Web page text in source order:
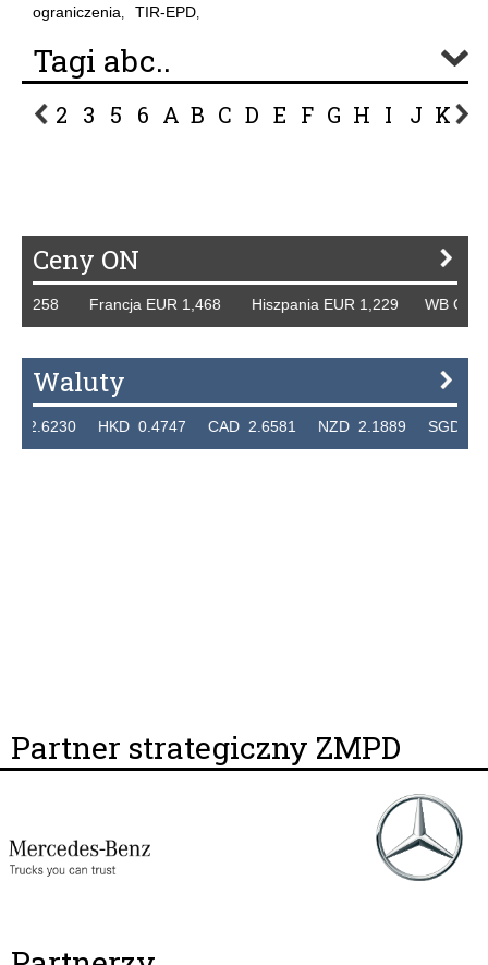
ograniczenia, TIR-EPD,
Tagi abc..
2 3 5 6 A B C D E F G H I J K L
Ceny ON
Francja EUR 1,468 Hiszpania EUR 1,229 WB GBP
Waluty
HKD 0.4747 CAD 2.6581 NZD 2.1889 SGD
Partner strategiczny ZMPD